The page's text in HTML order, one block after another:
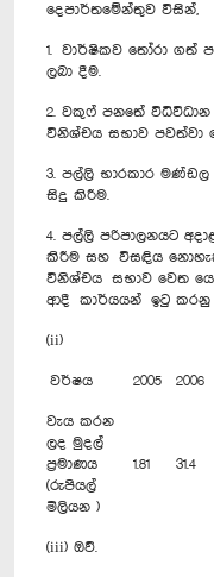
දෙපාර්තමේන්තුව විසින්,
1. වාර්ෂිකව තෝරා ගත්
ලබා දීම.
2. වකුෆ් පනතේ
විනිශ්චය සභාව පවත්වා
3. පල්ලි භාරකාර
සිදු කිරීම.
4. පල්ලි පරිපාලනයට
කිරීම සහ විසඳිය
විනිශ්චය සභාව වෙත
ආදී කාර්යයන් ඉටු කරනු
(ii)
වර්ෂය 2005 2006
වැය කරන
ලද මුදල්
ප්‍රමාණය
(රුපියල්
මිලියන )
1.81 31.4
(iii) ඔව්.